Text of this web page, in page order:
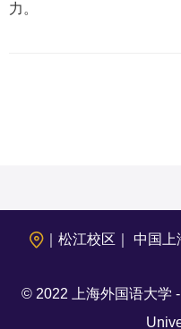
力。
｜松江校区｜ 中国
© 2022 上海外国语大学